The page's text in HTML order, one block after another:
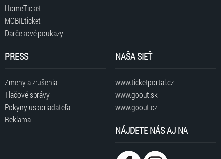
HomeTicket
MOBILticket
Darčekové poukazy
PRESS
Zmeny a zrušenia
Tlačové správy
Pokyny usporiadateľa
Reklama
NAŠA SIEŤ
www.ticketportal.cz
www.goout.sk
www.goout.cz
NÁJDETE NÁS AJ NA